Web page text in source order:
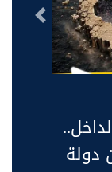
التالى
دولة